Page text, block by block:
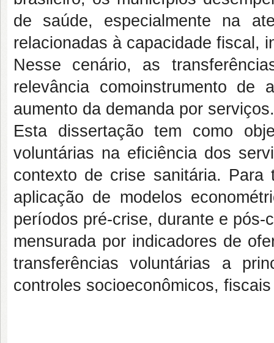
de saúde, especialmente na
relacionadas à capacidade fiscal,
Nesse cenário, as
relevância comoinstrumento de
aumento da demanda por serviços.
Esta dissertação tem como
voluntárias na eficiência dos
contexto de crise sanitária. Para
aplicação de modelos
períodos pré-crise, durante e pós-
mensurada por indicadores de
transferências voluntárias a
controles socioeconômicos,